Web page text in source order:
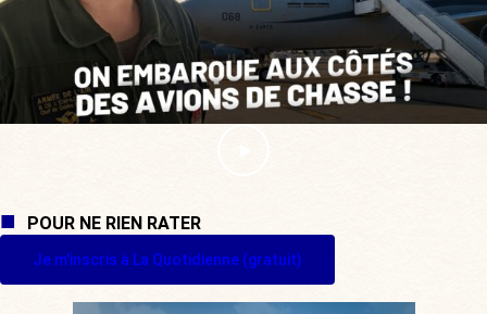
POUR NE RIEN RATER
Je m'inscris à La Quotidienne (gratuit)